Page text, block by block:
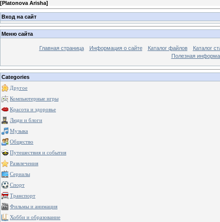
[Platonova Arisha]
Вход на сайт
Меню сайта
Главная страница Информация о сайте Каталог файлов
Каталог
Полезная
Categories
Другое
Компьютерные игры
Красота и здоровье
Люди и блоги
Музыка
Общество
Путешествия и события
Развлечения
Сериалы
Спорт
Транспорт
Фильмы и анимация
Хобби и образование